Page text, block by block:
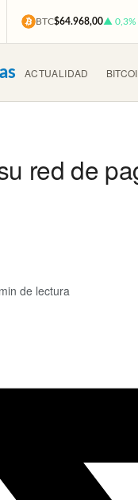
BTC$64.968,00▲ 0,3%
ACTUALIDAD
red de
de lectura